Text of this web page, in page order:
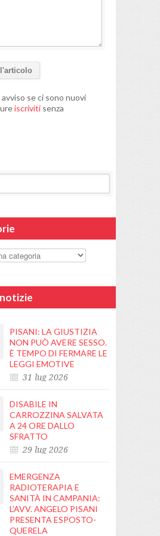
avviso se ci sono nuovi
iscriviti senza
PISANI: LA GIUSTIZIA
NON PUÒ AVERE SESSO.
È TEMPO DI FERMARE LE
LEGGI EMOTIVE
31 lug 2026
DISABILE IN
CARROZZINA SALVATA
A 24 ORE DALLO
SFRATTO
29 lug 2026
EMERGENZA
RADIOTERAPIA E
SANITÀ IN CAMPANIA:
L’AVV. ANGELO PISANI
PRESENTA ESPOSTO-
QUERELA